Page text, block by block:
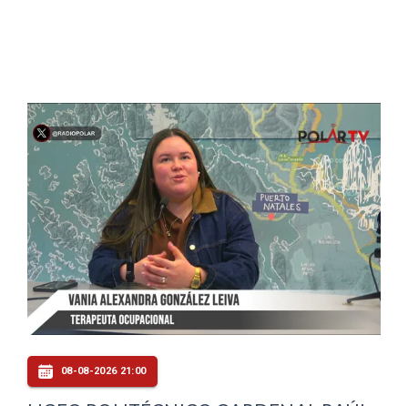
08-08-2026 21:00